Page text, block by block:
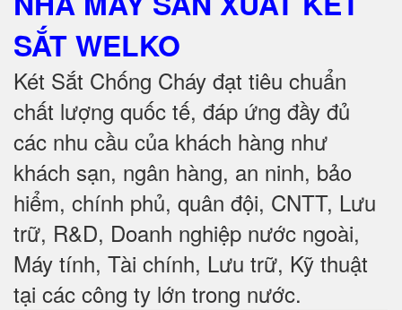
SẮTWELKO
Két Sắt Chống Cháy đạt tiêu chuẩn
chất lượng quốc tế, đáp ứng đầy đủ
các nhu cầu của khách hàng như
khách sạn, ngân hàng, an ninh, bảo
hiểm, chính phủ, quân đội, CNTT, Lưu
trữ, R&D, Doanh nghiệp nước ngoài,
Máy tính, Tài chính, Lưu trữ, Kỹ thuật
tại các công ty lớn trong nước.